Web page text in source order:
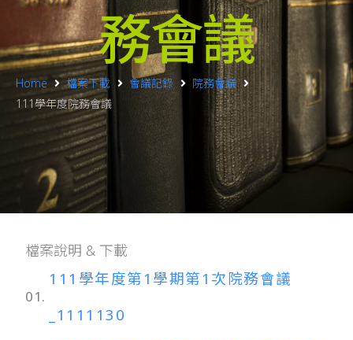
務會議
Home 檔案下載 會議記錄
院務會議
111學年度院務會議
檔案說明 & 下載
01.
111學年度第1學期第1次院務會議
_1111130